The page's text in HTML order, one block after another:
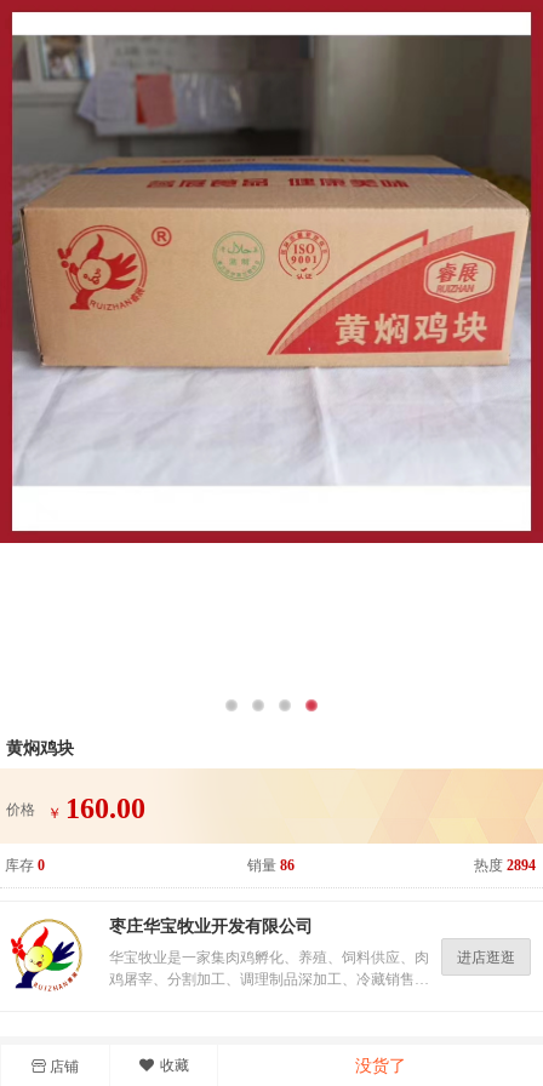
黄焖鸡块
价格 ￥ 160.00
库存 0 销量 86 热度 2894
店铺 收藏 没货了
枣庄华宝牧业开发有限公司
华宝牧业是一家集肉鸡孵化、养殖、饲料供应、肉
鸡屠宰、分割加工、调理制品深加工、冷藏销售、
进店逛逛
详情